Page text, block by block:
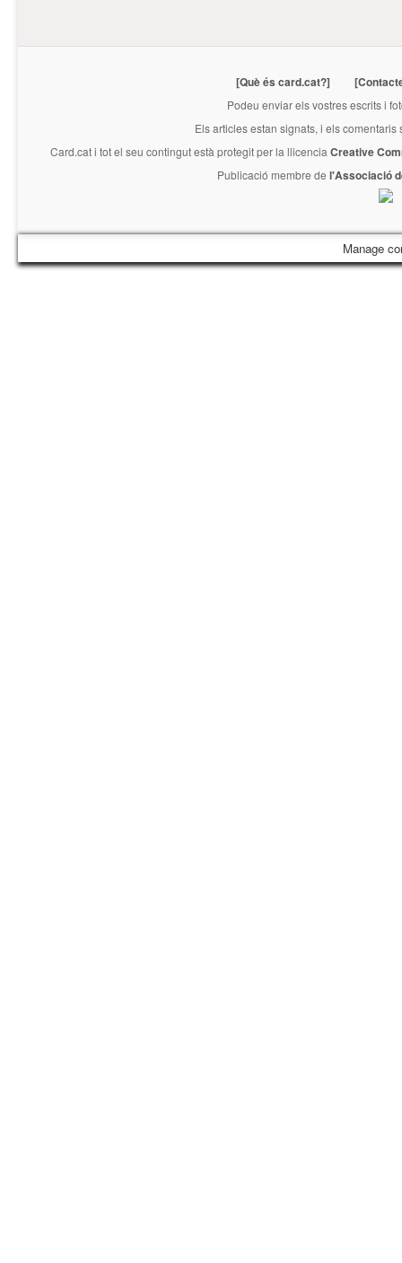
[Què és card.cat?]
Podeu enviar els vostres escrits i
Els articles estan signats, i els
Card.cati tot el seu contingut està protegit per la llicencia Creative
Publicació membre de l'Associació
Manage